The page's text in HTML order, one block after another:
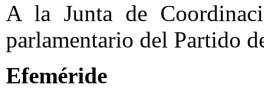
A la Junta de
parlamentario del Partido
Efeméride